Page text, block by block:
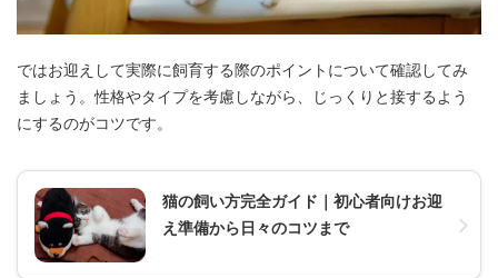
ではお迎えして実際に飼育する際のポイントについて確認してみ
ましょう。性格やタイプを考慮しながら、じっくりと接するよう
にするのがコツです。
猫の飼い方完全ガイド｜初心者向けお迎
え準備から日々のコツまで